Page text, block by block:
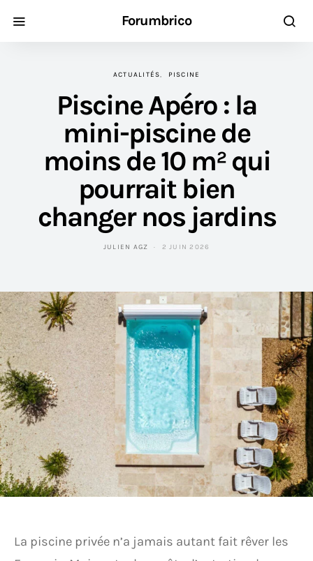
Forumbrico
ACTUALITÉS PISCINE
Piscine Apéro : la
mini-piscine de
moins de 10 m² qui
pourrait bien
changer nos jardins
JULIEN AGZ 2 JUIN 2026
La piscine privée n’a jamais autant fait rêver les